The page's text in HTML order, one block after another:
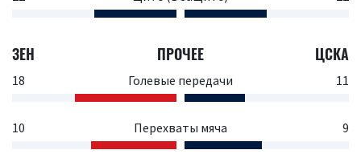
ЗЕН ПРОЧЕЕ ЦСКА
18 Голевые передачи 11
10 Перехваты мяча 9